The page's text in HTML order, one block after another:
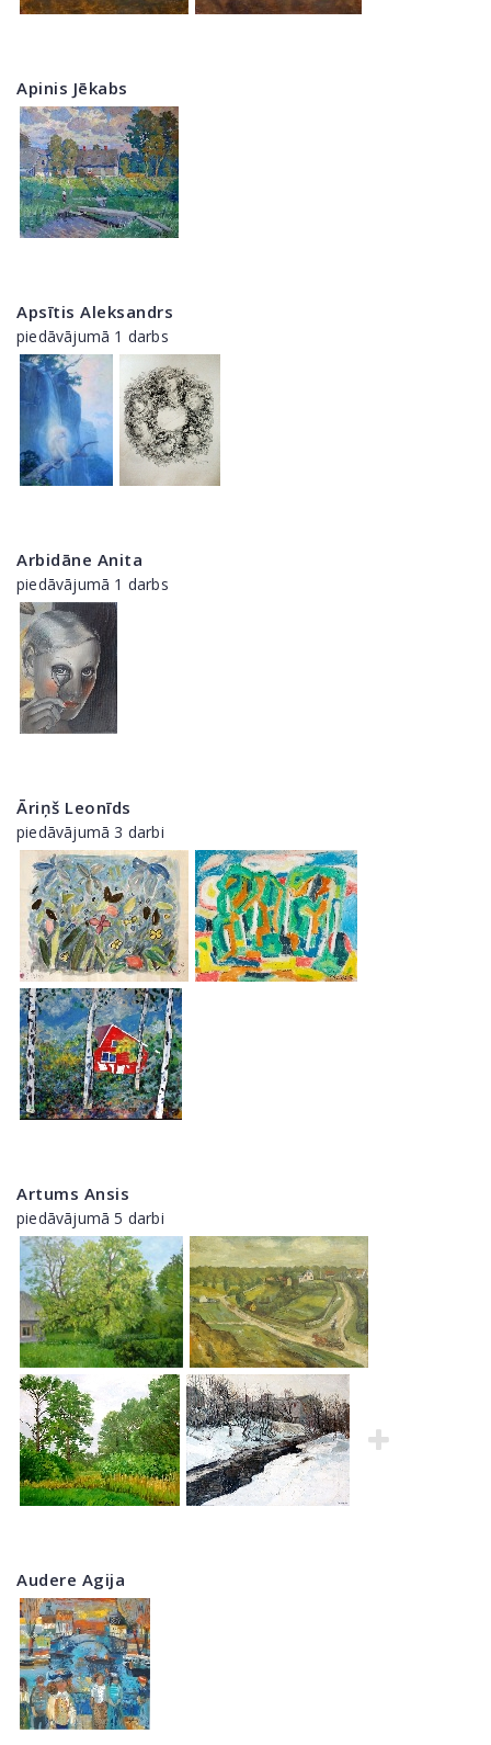
Apinis Jēkabs
Apsītis Aleksandrs
piedāvājumā 1 darbs
Arbidāne Anita
piedāvājumā 1 darbs
Āriņš Leonīds
piedāvājumā 3 darbi
Artums Ansis
piedāvājumā 5 darbi
Audere Agija